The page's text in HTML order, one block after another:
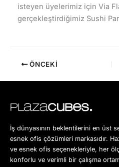
isteyen üyelerimiz için Via
gerçekleştirdiğimiz Sushi
ÖNCEKI
İş dünyasının beklentilerini en üst
esnek ofis çözümleri markasıdır.
ve esnek ofis seçenekleriyle, her
konforlu ve verimli bir çalışma